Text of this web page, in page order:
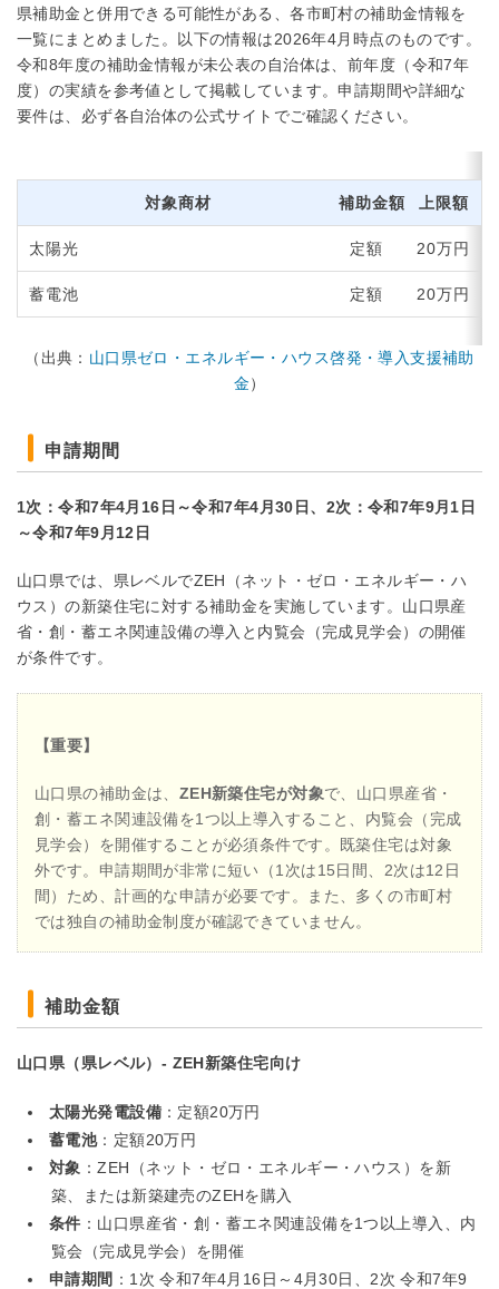
県補助金と併用できる可能性がある、各市町村の補助金情報を
一覧にまとめました。以下の情報は2026年4月時点のものです。
令和8年度の補助金情報が未公表の自治体は、前年度（令和7年
度）の実績を参考値として掲載しています。申請期間や詳細な
要件は、必ず各自治体の公式サイトでご確認ください。
対象商材 補助金額 上限額
太陽光 定額 20万円
蓄電池 定額 20万円
（出典： 山口県ゼロ・エネルギー・ハウス啓発・導入支援補助
金）
申請期間
1次：令和7年4月16日～令和7年4月30日、2次：令和7年9月1日
～令和7年9月12日
山口県では、県レベルでZEH（ネット・ゼロ・エネルギー・ハ
ウス）の新築住宅に対する補助金を実施しています。山口県産
省・創・蓄エネ関連設備の導入と内覧会（完成見学会）の開催
が条件です。
【重要】
山口県の補助金は、 ZEH新築住宅が対象で、山口県産省・
創・蓄エネ関連設備を1つ以上導入すること、内覧会（完成
見学会）を開催することが必須条件です。既築住宅は対象
外です。申請期間が非常に短い（1次は15日間、2次は12日
間）ため、計画的な申請が必要です。また、多くの市町村
では独自の補助金制度が確認できていません。
補助金額
山口県（県レベル）- ZEH新築住宅向け
太陽光発電設備：定額20万円
蓄電池：定額20万円
対象 ：ZEH（ネット・ゼロ・エネルギー・ハウス）を新
築、または新築建売のZEHを購入
条件 ：山口県産省・創・蓄エネ関連設備を1つ以上導入、内
覧会（完成見学会）を開催
申請期間 ：1次 令和7年4月16日～4月30日、2次 令和7年9